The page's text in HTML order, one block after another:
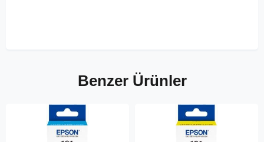
Benzer Ürünler